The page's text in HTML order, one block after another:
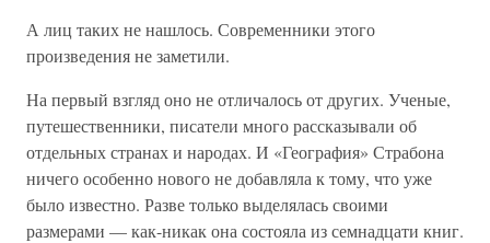
А лиц таких не нашлось. Современники этого
произведения не заметили.
На первый взгляд оно не отличалось от других. Ученые,
путешественники, писатели много рассказывали об
отдельных странах и народах. И «География» Страбона
ничего особенно нового не добавляла к тому, что уже
было известно. Разве только выделялась своими
размерами — как-никак она состояла из семнадцати книг.